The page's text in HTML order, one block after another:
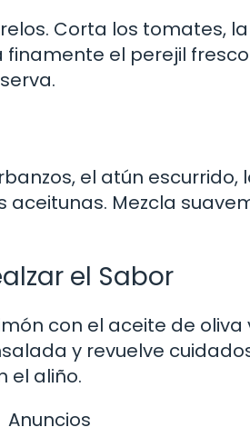
Corta los tomates,
finamente el perejil
el atún
aceitunas. Mezcla
el Sabor
con el aceite de oliva
y revuelve
el aliño.
Anuncios